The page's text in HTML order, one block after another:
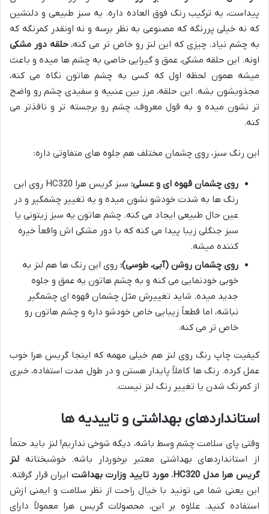
پیداست، یه ترکیب رنگ فوق العاده داره. یه سبز طبیعی و دلنشین
که نه خیلی پررنگه که مصنوعی به نظر برسه و نه اونقدر کمرنگه که
به چشم نیاد. چیزی که این لنز رو خاص تر می کنه،حلقه دور مشکی
اونه. این حلقه مشکی، عمق و گیرایی خاصی به چشم ها میده و باعث
میشه همون لحظه اول که کسی به چشم هاتون نگاه می کنه،
مجذوبشون بشه. این حلقه، مرز بین عنبیه و سفیدی چشم رو واضح
تر نشون میده و به قول معروف، چشم رو برجسته تر و نافذتر می
کنه.
این رنگ سبز، روی چشمان مختلف هم جلوه های متفاوتی داره:
روی چشمان قهوه ای و عسلی:
سبز گریس هرا HC320 روی این
رنگ ها به شدت خودشو نشون میده و یه تغییر چشمگیر و در
عین حال طبیعی ایجاد می کنه. چشم هاتون یه سبز زیتونی یا
سبز جنگلی زیبا پیدا می کنه که با دور مشکی اش واقعاً خیره
کننده میشه.
روی چشمان روشن (آبی، طوسی): روی این رنگ ها هم لنز به
خوبی خودنمایی می کنه و به چشم هاتون یه عمق و جلوه
جدید میده. شاید تغییرش مثل چشمان قهوه ای چشمگیر
نباشه، اما قطعاً زیبایی خاص خودشو داره و چشم هاتون رو
خاص تر می کنه.
کیفیت چاپ رنگ روی لنز هم خیلی مهمه که اینجا گریس هرا خوب
عمل کرده. رنگ ها کاملاً پایدار هستن و در طول مدت استفاده، خبری
از کمرنگ شدن یا تغییر رنگ لنز نیست.
استانداردهای بهداشتی و تاییدیه ها
وقتی پای سلامت چشم وسط باشه، دیگه شوخی نداریم! لنز باید حتماً
از استانداردهای بهداشتی معتبر برخوردار باشه. خوشبختانه لنز
گریس هرا مدل HC320
،مورد تایید وزارت بهداشت ایران قرار گرفته.
این یعنی شما می تونید با خیال راحت از نظر سلامت و ایمنی ازش
استفاده کنید. علاوه بر این، محصولات گریس هرا معمولاً دارای